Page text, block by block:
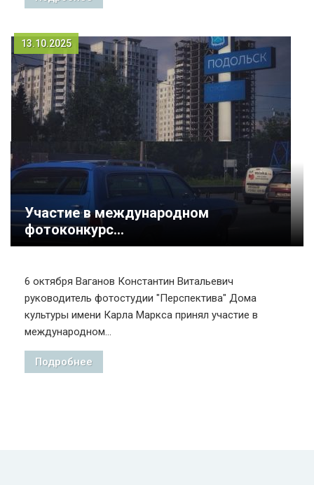
13.10.2025
Участие в международном
фотоконкурс...
6 октября Ваганов Константин Витальевич
руководитель фотостудии "Перспектива" Дома
культуры имени Карла Маркса принял участие в
международном...
Подробнее